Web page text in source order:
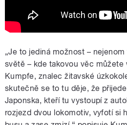
„Je to jediná možnost –
světě – kde takovou věc můžete
Kumpfe, znalec žitavské
skutečně se to tu děje, že
Japonska, kteří tu vystoupí z
rozjezd dvou lokomotiv, vyfotí si